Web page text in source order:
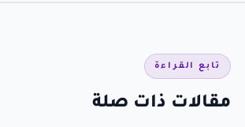
تابع القراءة
مقالات ذات صلة